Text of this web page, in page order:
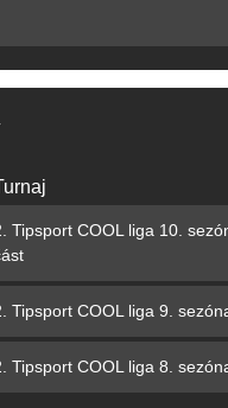
Tipsport COOL liga 10.
Tipsport COOL liga 9.
Tipsport COOL liga 8.